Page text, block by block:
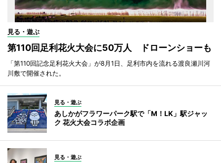
見る・遊ぶ
第110回足利花火大会に50万人 ドローンショーも
「第110回記念足利花火大会」が8月1日、足利市内を流れる渡良瀬川河
川敷で開催された。
見る・遊ぶ
あしかがフラワーパーク駅で「M！LK」駅ジャッ
ク 花火大会コラボ企画
見る・遊ぶ